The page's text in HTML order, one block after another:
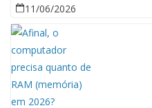
11/06/2026